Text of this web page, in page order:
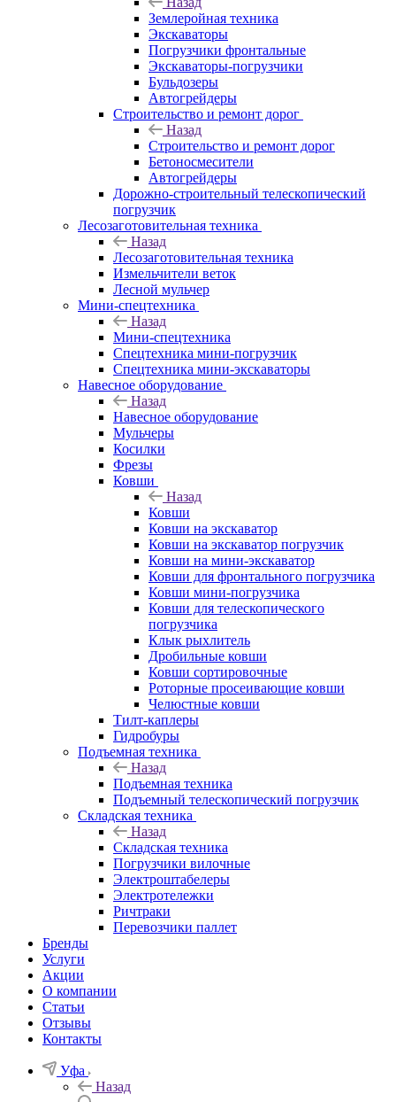
Землеройная техника
Экскаваторы
Погрузчики фронтальные
Экскаваторы-погрузчики
Бульдозеры
Автогрейдеры
Строительство и ремонт дорог
Назад
Строительство и ремонт дорог
Бетоносмесители
Автогрейдеры
Дорожно-строительный телескопический
погрузчик
Лесозаготовительная техника
Назад
Лесозаготовительная техника
Измельчители веток
Лесной мульчер
Мини-спецтехника
Назад
Мини-спецтехника
Спецтехника мини-погрузчик
Спецтехника мини-экскаваторы
Навесное оборудование
Назад
Навесное оборудование
Мульчеры
Косилки
Фрезы
Ковши
Назад
Ковши
Ковши на экскаватор
Ковши на экскаватор погрузчик
Ковши на мини-экскаватор
Ковши для фронтального погрузчика
Ковши мини-погрузчика
Ковши для телескопического
погрузчика
Клык рыхлитель
Дробильные ковши
Ковши сортировочные
Роторные просеивающие ковши
Челюстные ковши
Тилт-каплеры
Гидробуры
Подъемная техника
Назад
Подъемная техника
Подъемный телескопический погрузчик
Складская техника
Назад
Складская техника
Погрузчики вилочные
Электроштабелеры
Электротележки
Ричтраки
Перевозчики паллет
Бренды
Услуги
Акции
О компании
Статьи
Отзывы
Контакты
Уфа
Назад